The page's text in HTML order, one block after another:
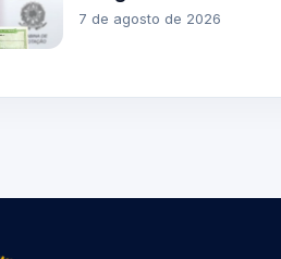
7 de agosto de 2026